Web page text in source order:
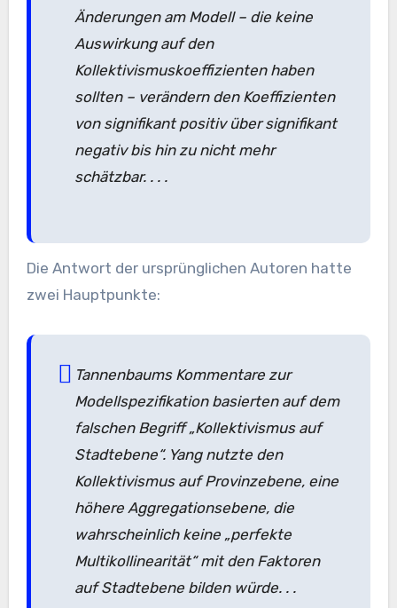
Änderungen am Modell – die keine
Auswirkung auf den
Kollektivismuskoeffizienten haben
sollten – verändern den Koeffizienten
von signifikant positiv über signifikant
negativ bis hin zu nicht mehr
schätzbar. . . .
Die Antwort der ursprünglichen Autoren hatte
zwei Hauptpunkte:
Tannenbaums Kommentare zur
Modellspezifikation basierten auf dem
falschen Begriff „Kollektivismus auf
Stadtebene“. Yang nutzte den
Kollektivismus auf Provinzebene, eine
höhere Aggregationsebene, die
wahrscheinlich keine „perfekte
Multikollinearität“ mit den Faktoren
auf Stadtebene bilden würde. . .